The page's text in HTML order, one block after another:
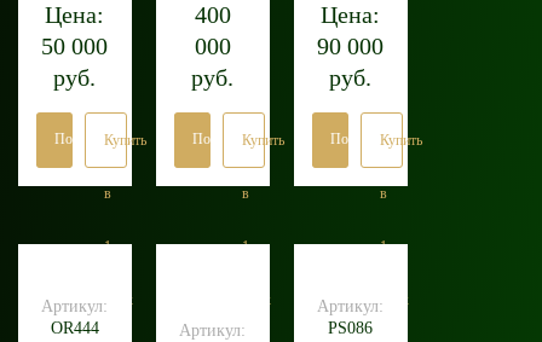
Цена:
50 000
руб.
ПодробнееКупить
в
1
клик
400
000
руб.
ПодробнееКупить
в
1
клик
Цена:
90 000
руб.
ПодробнееКупить
в
1
клик
Артикул:
OR444
Артикул:
Артикул:
PS086